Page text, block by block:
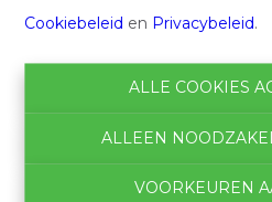
Cookiebeleid en Privacybeleid.
ALLE COOKIES
ALLEEN
VOORKEUREN